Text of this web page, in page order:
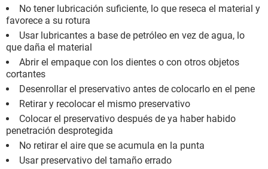
No tener lubricación suficiente, lo que reseca el material y
favorece a su rotura
Usar lubricantes a base de petróleo en vez de agua, lo
que daña el material
Abrir el empaque con los dientes o con otros objetos
cortantes
Desenrollar el preservativo antes de colocarlo en el pene
Retirar y recolocar el mismo preservativo
Colocar el preservativo después de ya haber habido
penetración desprotegida
No retirar el aire que se acumula en la punta
Usar preservativo del tamaño errado